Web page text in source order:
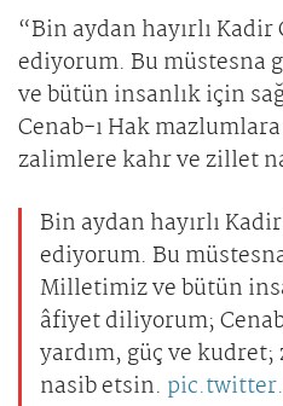
“Bin aydan hayırlı
ediyorum. Bu müstesna
ve bütün insanlık için
Cenab-ı Hak
zalimlere kahr ve zillet
Bin aydan hayırlı
ediyorum. Bu
Milletimiz ve bütün
âfiyet diliyorum;
yardım, güç ve
nasib etsin.